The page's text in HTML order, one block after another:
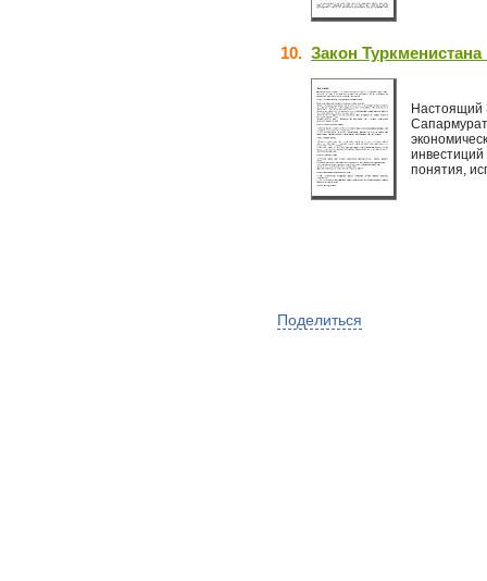
10. Закон
Настоящий
понятия,
Поделиться